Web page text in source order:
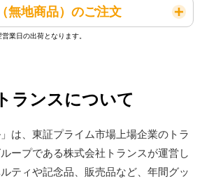
無地商品）のご注文
業日の出荷となります。
ランスについて
」は、東証プライム市場上場企業のトラ
ープである株式会社トランスが運営し
ティや記念品、販売品など、年間グッ